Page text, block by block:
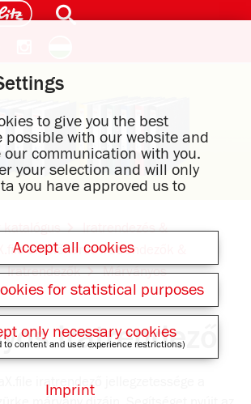
katalógus
Iratrendezés &
emelőkaros iratrendezők &
Iratrendezők
Márványos
iratrendező
iratrendező jellegzetessége a
to give you the best
possible with our website and
our communication with you.
your selection and will only
you have approved us to
Accept all cookies
for statistical purposes
only necessary cookies
to content and user experience restrictions)
Imprint